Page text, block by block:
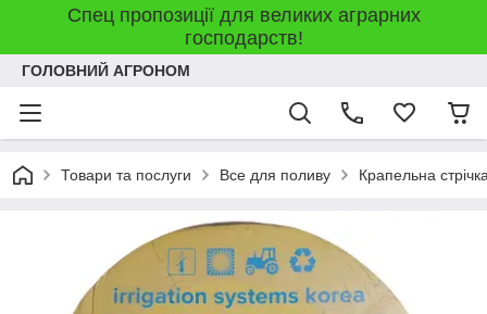
Спец пропозиції для великих аграрних
господарств!
ГОЛОВНИЙ АГРОНОМ
Товари та послуги Все для поливу Крапельна